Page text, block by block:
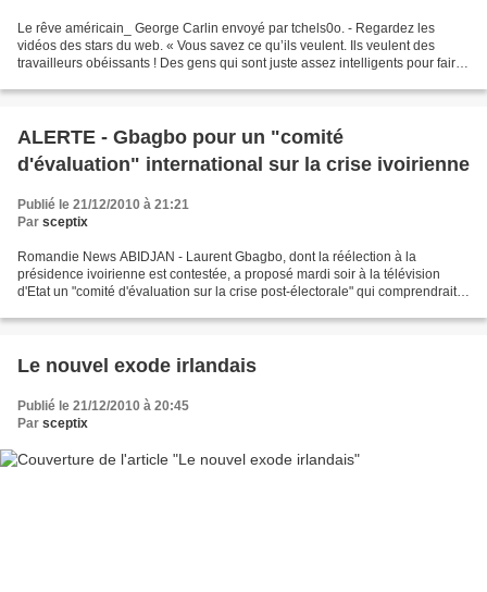
Le rêve américain_ George Carlin envoyé par tchels0o. - Regardez les
vidéos des stars du web. « Vous savez ce qu’ils veulent. Ils veulent des
travailleurs obéissants ! Des gens qui sont juste assez intelligents pour faire
ALERTE - Gbagbo pour un "comité
d'évaluation" international sur la crise ivoirienne
Publié le 21/12/2010 à 21:21
Par sceptix
Romandie News ABIDJAN - Laurent Gbagbo, dont la réélection à la
présidence ivoirienne est contestée, a proposé mardi soir à la télévision
d'Etat un "comité d'évaluation sur la crise post-électorale" qui comprendrait
Le nouvel exode irlandais
Publié le 21/12/2010 à 20:45
Par sceptix